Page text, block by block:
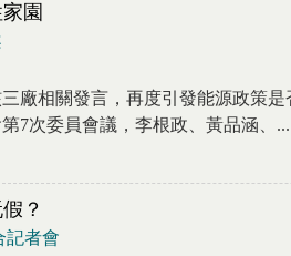
園
廠相關發言，再度引發能源政策
7次委員會議，李根政、黃品涵、...
？
記者會